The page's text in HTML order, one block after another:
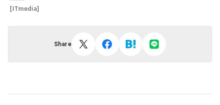
[ITmedia]
Share